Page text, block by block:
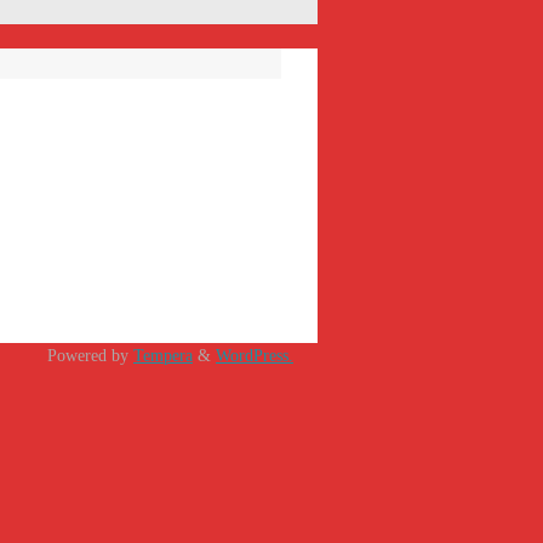
Powered by Tempera & WordPress.